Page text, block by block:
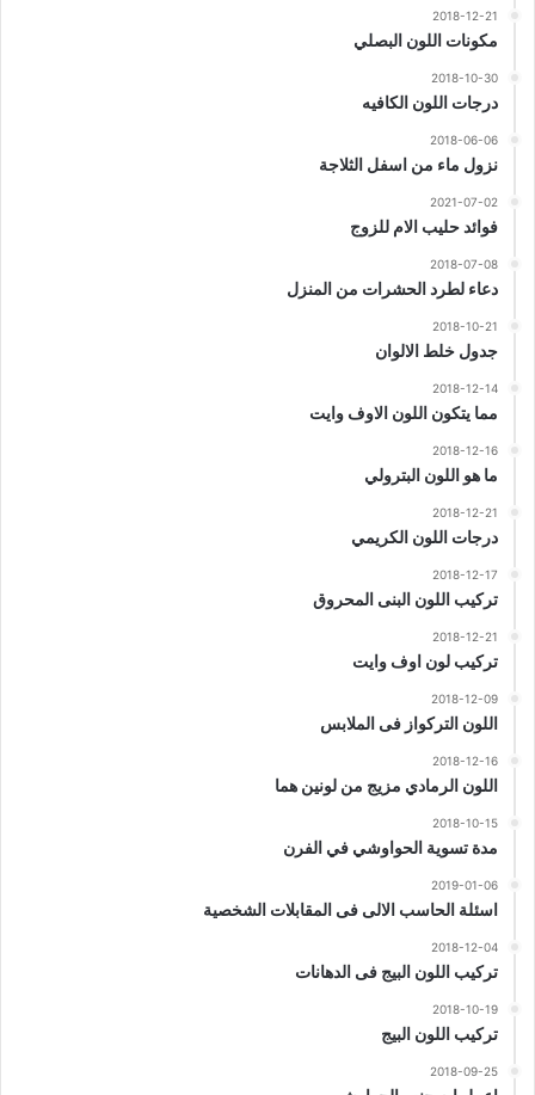
2018-12-21
مكونات اللون البصلي
2018-10-30
درجات اللون الكافيه
2018-06-06
نزول ماء من اسفل الثلاجة
2021-07-02
فوائد حليب الام للزوج
2018-07-08
دعاء لطرد الحشرات من المنزل
2018-10-21
جدول خلط الالوان
2018-12-14
مما يتكون اللون الاوف وايت
2018-12-16
ما هو اللون البترولي
2018-12-21
درجات اللون الكريمي
2018-12-17
تركيب اللون البنى المحروق
2018-12-21
تركيب لون اوف وايت
2018-12-09
اللون التركواز فى الملابس
2018-12-16
اللون الرمادي مزيج من لونين هما
2018-10-15
مدة تسوية الحواوشي في الفرن
2019-01-06
اسئلة الحاسب الالى فى المقابلات الشخصية
2018-12-04
تركيب اللون البيج فى الدهانات
2018-10-19
تركيب اللون البيج
2018-09-25